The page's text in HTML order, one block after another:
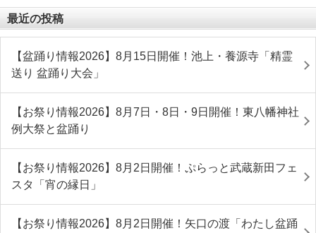
最近の投稿
【盆踊り情報2026】8月15日開催！池上・養源寺「精霊
送り 盆踊り大会」
【お祭り情報2026】8月7日・8日・9日開催！東八幡神社
例大祭と盆踊り
【お祭り情報2026】8月2日開催！ぷらっと武蔵新田フェ
スタ「宵の縁日」
【お祭り情報2026】8月2日開催！矢口の渡「わたし盆踊